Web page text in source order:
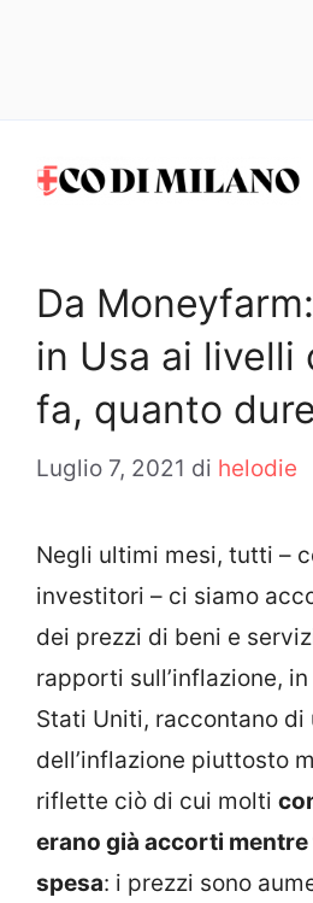
Da
in Usa ai livelli
fa, quanto
Luglio 7, 2021 di helodie
Negli ultimi mesi, tutti –
investitori – ci siamo
dei prezzi di beni e
rapporti sull’inflazione,
Stati Uniti, raccontano di
dell’inflazione piuttosto
riflette ciò di cui molti
erano già accorti mentre
spesa: i prezzi sono